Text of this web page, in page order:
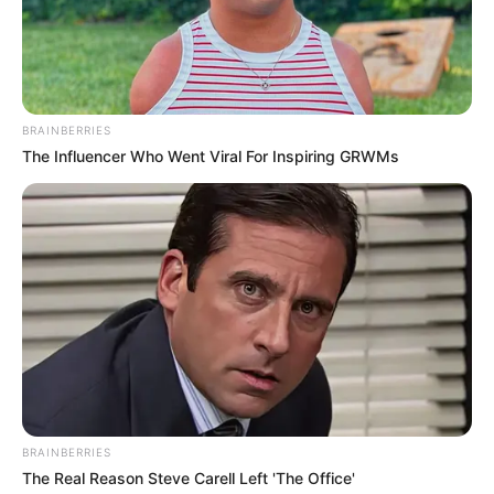
Email address:
ΝΙΚΟΛΑΟΣ ΑΝΑΞΙΜΑΝΔΡΟΣ. Aπαγορεύεται η αναπαραγωγή, η
BRAINBERRIES
The Influencer Who Went Viral For Inspiring GRWMs
BRAINBERRIES
The Real Reason Steve Carell Left 'The Office'